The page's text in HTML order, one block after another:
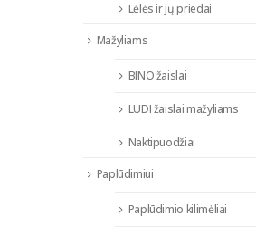
Lėlės ir jų priedai
Mažyliams
BINO žaislai
LUDI žaislai mažyliams
Naktipuodžiai
Paplūdimiui
Paplūdimio kilimėliai